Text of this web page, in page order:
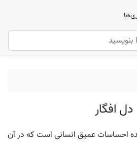
دل افگار
احساسات عمیق انسانی است که در آن